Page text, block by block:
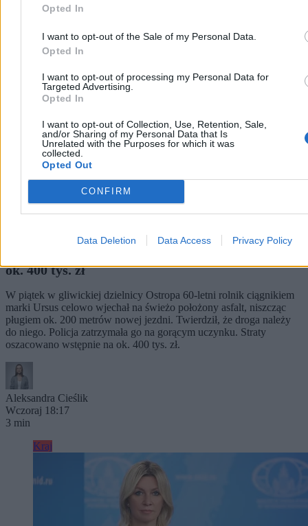
Opted In
I want to opt-out of the Sale of my Personal Data.
Opted In
I want to opt-out of processing my Personal Data for
Targeted Advertising.
Opted In
I want to opt-out of Collection, Use, Retention, Sale,
and/or Sharing of my Personal Data that Is
Unrelated with the Purposes for which it was
collected.
Opted Out
CONFIRM
Data Deletion Data Access Privacy Policy
Kraj
ok. 400 tys. zł
W piątek w gliwickiej dzielnicy Ostropa 60-letni rolnik ciągnikiem
marki Ursus celowo wjechał na świeżo położony asfalt, niszcząc
pługiem ok. 200 metrów nowej jezdni. Twierdził, że droga należy
do niego. Policja zatrzymała go na gorącym uczynku. Straty
oszacowano wstępnie na ok. 400 tys. zł.
Aleksandra Cieślik
Wczoraj 18:17
3 min
Kraj